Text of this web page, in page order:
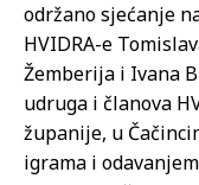
održano sjećanje
HVIDRA-e
Žemberija i Ivana
udruga i članova
županije, u
igrama i